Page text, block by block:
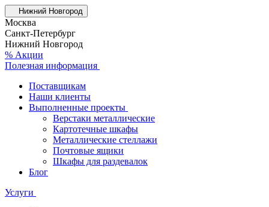
Нижний Новгород
Москва
Санкт-Петербург
Нижний Новгород
% Акции
Полезная информация
Поставщикам
Наши клиенты
Выполненные проекты
Верстаки металлические
Картотечные шкафы
Металлические стеллажи
Почтовые ящики
Шкафы для раздевалок
Блог
Услуги